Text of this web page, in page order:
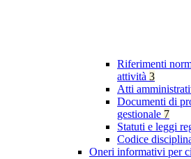
Riferimenti
attività 3
Atti
Documenti di
gestionale 7
Statuti e leggi
Codice
Oneri informativi per